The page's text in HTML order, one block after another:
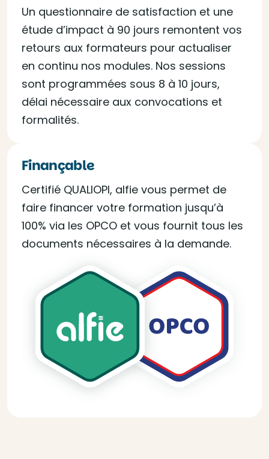
Un questionnaire de satisfaction et une
étude d’impact à 90 jours remontent vos
retours aux formateurs pour actualiser
en continu nos modules. Nos sessions
sont programmées sous 8 à 10 jours,
délai nécessaire aux convocations et
formalités.
Finançable
Certifié QUALIOPI, alfie vous permet de
faire financer votre formation jusqu’à
100% via les OPCO et vous fournit tous les
documents nécessaires à la demande.